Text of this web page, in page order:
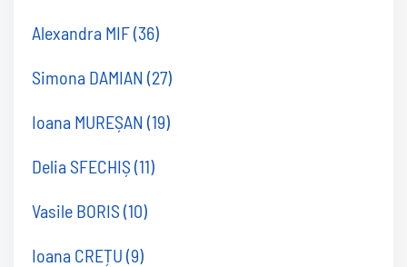
Alexandra MIF(36)
Simona DAMIAN (27)
Ioana MUREȘAN (19)
Delia SFECHIȘ (11)
Vasile BORIS (10)
Ioana CREȚU (9)